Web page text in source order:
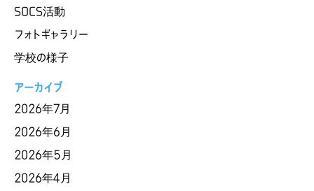
SOCS活動
フォトギャラリー
学校の様子
アーカイブ
2026年7月
2026年6月
2026年5月
2026年4月